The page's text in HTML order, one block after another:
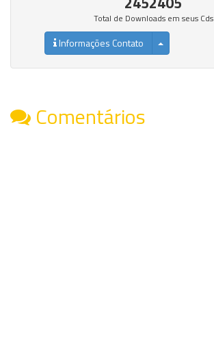
Total de Downloads em seus Cds
Informações Contato
Comentários